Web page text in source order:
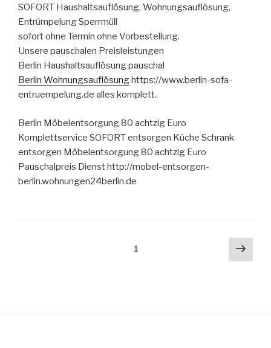
SOFORT Haushaltsauflösung, Wohnungsauflösung,
Entrümpelung Sperrmüll
sofort ohne Termin ohne Vorbestellung.
Unsere pauschalen Preisleistungen
Berlin Haushaltsauflösung pauschal
Berlin Wohnungsauflösunghttps://www.berlin-sofa-
entruempelung.de alles komplett.
Berlin Möbelentsorgung 80 achtzig Euro
Komplettservice SOFORT entsorgen Küche Schrank
entsorgen Möbelentsorgung 80 achtzig Euro
Pauschalpreis Dienst http://mobel-entsorgen-
berlin.wohnungen24berlin.de
Seitennummerierung1